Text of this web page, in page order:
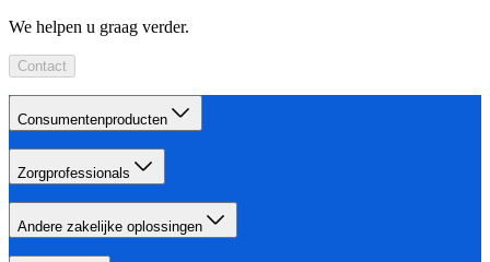
We helpen u graag verder.
Contact
Consumentenproducten
Zorgprofessionals
Andere zakelijke oplossingen